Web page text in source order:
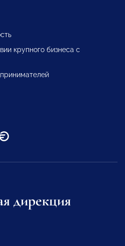
крупного бизнеса с
дирекция